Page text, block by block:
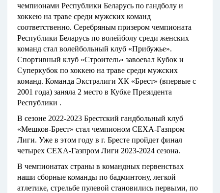
чемпионами Республики Беларусь по гандболу и
хоккею на траве среди мужских команд
соответственно. Серебряным призером чемпионата
Республики Беларусь по волейболу среди женских
команд стал волейбольный клуб «Прибужье».
Спортивный клуб «Строитель» завоевал Кубок и
Суперкубок по хоккею на траве среди мужских
команд. Команда Экстралиги ХК «Брест» (впервые с
2001 года) заняла 2 место в Кубке Президента
Республики .
В сезоне 2022-2023 Брестский гандбольный клуб
«Мешков-Брест» стал чемпионом СЕХА-Газпром
Лиги. Уже в этом году в г. Бресте пройдет финал
четырех СЕХА-Газпром Лиги 2023-2024 сезона.
В чемпионатах страны в командных первенствах
наши сборные команды по бадминтону, легкой
атлетике, стрельбе пулевой становились первыми, по